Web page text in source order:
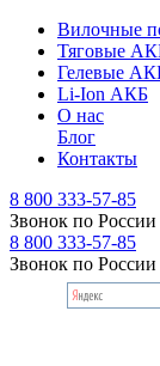
Вилочные
Тяговые
Гелевые
Li-Ion АКБ
О нас
Блог
Контакты
8 800 333-57-85
Звонок по
8 800 333-57-85
Звонок по